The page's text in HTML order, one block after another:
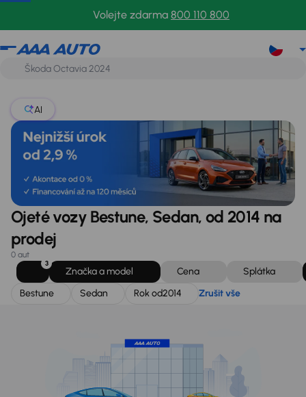
Volejte zdarma 800 110 800
Bestune
AI
Ojeté vozy Bestune, Sedan, od 2014 na
prodej
0 aut
3
Značka a model Cena
Splátka
Bestune
Sedan Rok od2014 Zrušit vše